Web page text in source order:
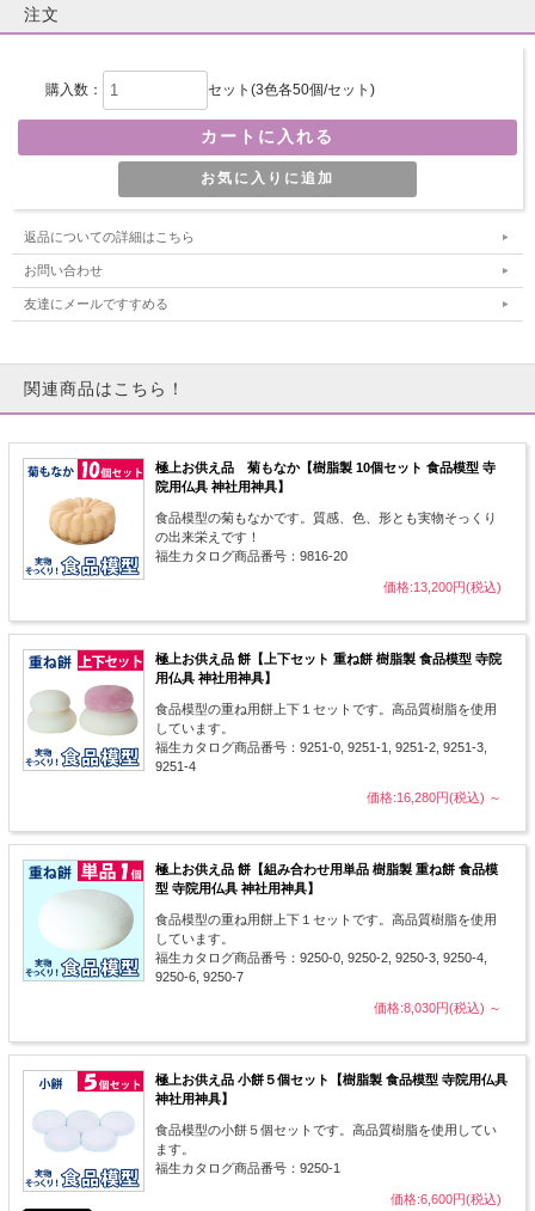
注文
購入数： セット(3色各50個/セット)
返品についての詳細はこちら
お問い合わせ
友達にメールですすめる
関連商品はこちら！
極上お供え品 菊もなか【樹脂製 10個セット 食品模型 寺
院用仏具 神社用神具】
食品模型の菊もなかです。質感、色、形とも実物そっくり
の出来栄えです！
福生カタログ商品番号：9816-20
価格:13,200円(税込)
極上お供え品 餅【上下セット 重ね餅 樹脂製 食品模型 寺院
用仏具 神社用神具】
食品模型の重ね用餅上下１セットです。高品質樹脂を使用
しています。
福生カタログ商品番号：9251-0, 9251-1, 9251-2, 9251-3,
9251-4
価格:16,280円(税込) ～
極上お供え品 餅【組み合わせ用単品 樹脂製 重ね餅 食品模
型 寺院用仏具 神社用神具】
食品模型の重ね用餅上下１セットです。高品質樹脂を使用
しています。
福生カタログ商品番号：9250-0, 9250-2, 9250-3, 9250-4,
9250-6, 9250-7
価格:8,030円(税込) ～
極上お供え品 小餅５個セット【樹脂製 食品模型 寺院用仏具
神社用神具】
食品模型の小餅５個セットです。高品質樹脂を使用してい
ます。
福生カタログ商品番号：9250-1
価格:6,600円(税込)